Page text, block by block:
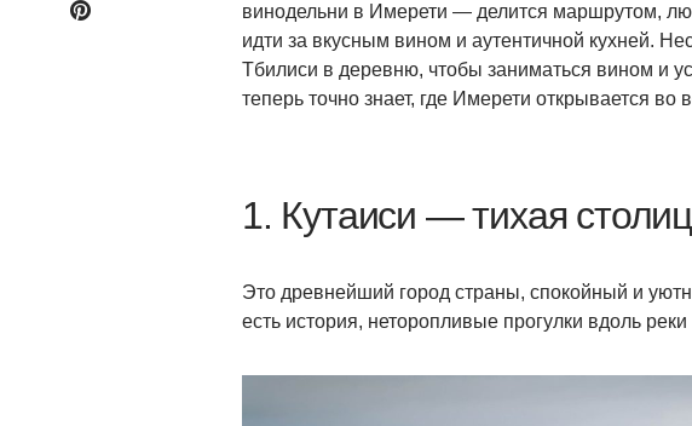
винодельни в Имерети — делится маршрутом,
идти за вкусным вином и аутентичной кухней.
Тбилиси в деревню, чтобы заниматься вином и
теперь точно знает, где Имерети открывается во
1. Кутаиси — тихая
Это древнейший город страны, спокойный и
есть история, неторопливые прогулки вдоль